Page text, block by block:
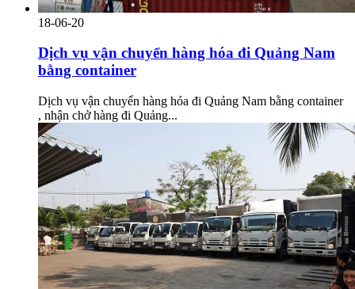
18-06-20
Dịch vụ vận chuyển hàng hóa đi Quảng Nam
bằng container
Dịch vụ vận chuyển hàng hóa đi Quảng Nam bằng container
, nhận chở hàng đi Quảng...